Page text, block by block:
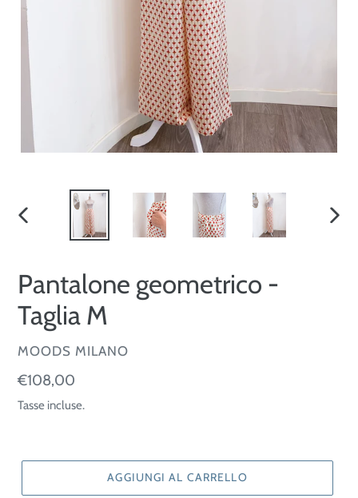
Pantalone geometrico -
Taglia M
VENDITORE
MOODS MILANO
Prezzo
di
€108,00
Tasse incluse.
AGGIUNGI AL CARRELLO